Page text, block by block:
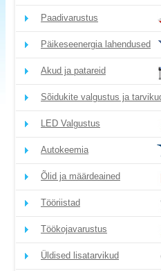
Paadivarustus
Päikeseenergia lahendused
Akud ja patareid
Sõidukite valgustus ja
LED Valgustus
Autokeemia
Õlid ja määrdeained
Tööriistad
Töökojavarustus
Üldised lisatarvikud